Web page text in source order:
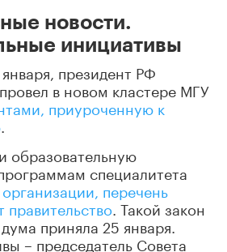
новости.
инициативы
президент РФ
в новом кластере МГУ
приуроченную к
образовательную
специалитета
перечень
правительство . Такой закон
приняла 25 января.
– председатель Совета